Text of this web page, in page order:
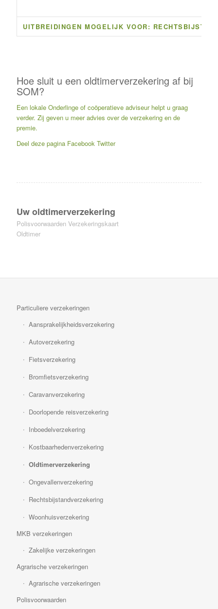
UITBREIDINGEN MOGELIJK VOOR:
Hoe sluit u een oldtimerverzekering af bij
SOM?
Een lokale Onderlinge of coöperatieve adviseurhelpt u graag
verder. Zij geven u meer advies over de verzekering en de
premie.
Deel deze pagina Facebook Twitter
Uw oldtimerverzekering
Polisvoorwaarden Verzekeringskaart
Oldtimer
Particuliere verzekeringen
Aansprakelijkheidsverzekering
Autoverzekering
Fietsverzekering
Bromfietsverzekering
Caravanverzekering
Doorlopende reisverzekering
Inboedelverzekering
Kostbaarhedenverzekering
Oldtimerverzekering
Ongevallenverzekering
Rechtsbijstandverzekering
Woonhuisverzekering
MKB verzekeringen
Zakelijke verzekeringen
Agrarische verzekeringen
Agrarische verzekeringen
Polisvoorwaarden